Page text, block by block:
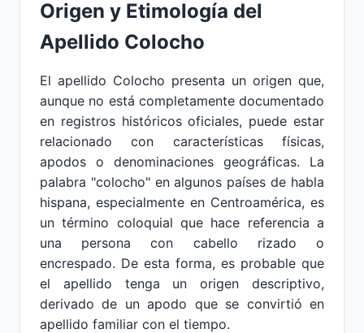
Origen y Etimología del
Apellido Colocho
El apellido Colocho presenta un origen que,
aunque no está completamente documentado
en registros históricos oficiales, puede estar
relacionado con características físicas,
apodos o denominaciones geográficas. La
palabra "colocho" en algunos países de habla
hispana, especialmente en Centroamérica, es
un término coloquial que hace referencia a
una persona con cabello rizado o
encrespado. De esta forma, es probable que
el apellido tenga un origen descriptivo,
derivado de un apodo que se convirtió en
apellido familiar con el tiempo.